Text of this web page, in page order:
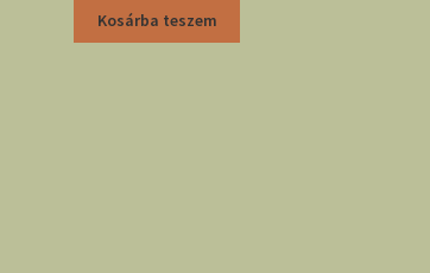
Kosárba teszem